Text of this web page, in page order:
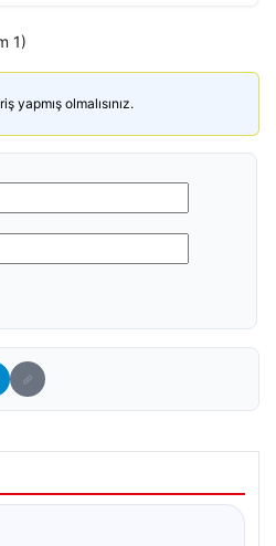
1)
yapmış olmalısınız.